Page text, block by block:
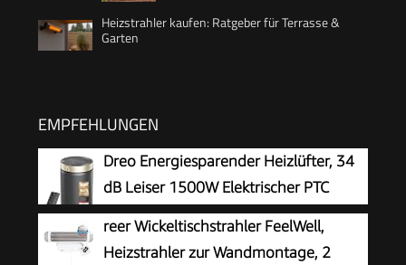
Heizstrahler kaufen: Ratgeber für Terrasse &
Garten
EMPFEHLUNGEN
Dreo Energiesparender Heizlüfter, 34
dB Leiser 1500W Elektrischer PTC
Keramik, Thermostat, Überhitzungs- &
Kippschutz, 12 Std. Timer, Elektroheizung für
reer Wickeltischstrahler FeelWell,
Heizstrahler zur Wandmontage, 2